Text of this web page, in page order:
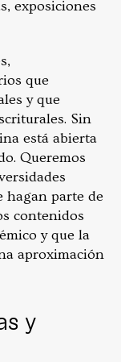
exposiciones
que
y que
Sin
está abierta
Queremos
hagan parte de
contenidos
y que la
aproximación
y